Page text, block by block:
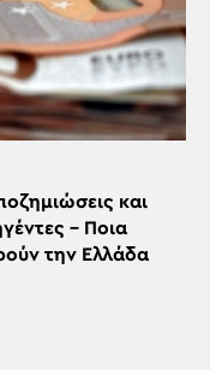
και
– Ποια
την Ελλάδα